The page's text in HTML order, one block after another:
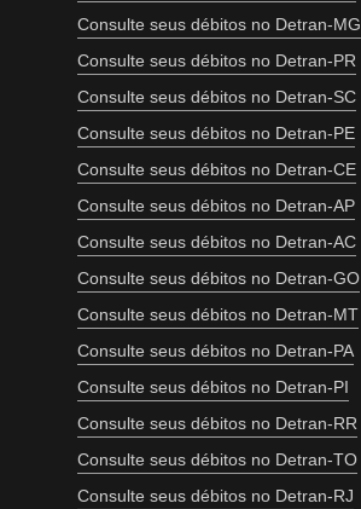
Consulte seus débitos no Detran-MG
Consulte seus débitos no Detran-PR
Consulte seus débitos no Detran-SC
Consulte seus débitos no Detran-PE
Consulte seus débitos no Detran-CE
Consulte seus débitos no Detran-AP
Consulte seus débitos no Detran-AC
Consulte seus débitos no Detran-GO
Consulte seus débitos no Detran-MT
Consulte seus débitos no Detran-PA
Consulte seus débitos no Detran-PI
Consulte seus débitos no Detran-RR
Consulte seus débitos no Detran-TO
Consulte seus débitos no Detran-RJ